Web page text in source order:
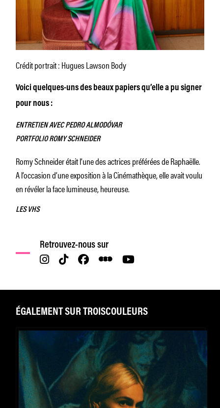
Crédit portrait : Hugues Lawson Body
Voici quelques-uns des beaux papiers qu’elle a pu signer
pour nous :
ENTRETIEN AVEC PEDRO ALMODÓVAR
PORTFOLIO ROMY SCHNEIDER
Romy Schneider était l’une des actrices préférées de Raphaëlle.
A l’occasion d’une exposition à la Cinémathèque, elle avait voulu
en révéler la face lumineuse, heureuse.
LES VHS
Retrouvez-nous sur
ÉGALEMENT SUR TROISCOULEURS